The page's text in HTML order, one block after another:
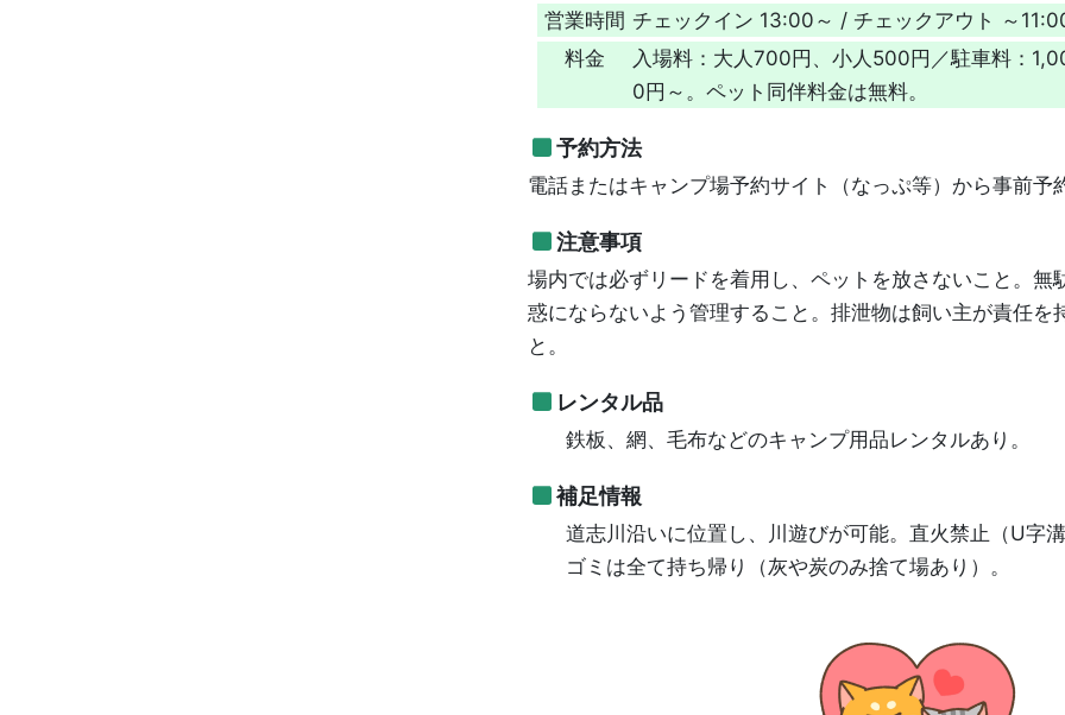
営業時間 チェックイン 13:00～ / チェックアウト ～
料金
入場料：大人700円、小人500円／駐車料：
0円～。ペット同伴料金は無料。
予約方法
電話またはキャンプ場予約サイト（なっぷ等）から事前予
注意事項
場内では必ずリードを着用し、ペットを放さないこと。無
惑にならないよう管理すること。排泄物は飼い主が責任を
と。
レンタル品
鉄板、網、毛布などのキャンプ用品レンタルあり。
補足情報
道志川沿いに位置し、川遊びが可能。直火禁止（U字
ゴミは全て持ち帰り（灰や炭のみ捨て場あり）。